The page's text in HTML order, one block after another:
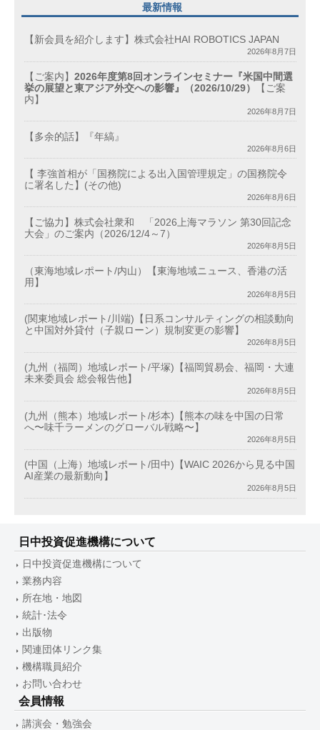
最新情報
【新会員を紹介します】株式会社HAI ROBOTICS JAPAN
2026年8月7日
【ご案内】 2026年度第8回オンラインセミナー『米国中間選
挙の展望と東アジア外交への影響』（2026/10/29）
【ご案
内】
2026年8月7日
【多余的話】『年縞』
2026年8月6日
【 李強首相が「国務院による出入国管理規定」の国務院令
に署名した】(その他)
2026年8月6日
【ご協力】株式会社衆和 「2026上海マラソン 第30回記念
大会」のご案内（2026/12/4～7）
2026年8月5日
（東海地域レポート/内山）【東海地域ニュース、香港の活
用】
2026年8月5日
(関東地域レポート/川端)【日系コンサルティングの相談動向
と中国対外貸付（子親ローン）規制変更の影響】
2026年8月5日
(九州（福岡）地域レポート/平塚)【福岡貿易会、福岡・大連
未来委員会 総会報告他】
2026年8月5日
(九州（熊本）地域レポート/杉本)【熊本の味を中国の日常
へ〜味千ラーメンのグローバル戦略〜】
2026年8月5日
(中国（上海）地域レポート/田中)【WAIC 2026から見る中国
AI産業の最新動向】
2026年8月5日
日中投資促進機構について
日中投資促進機構について
業務内容
所在地・地図
統計･法令
出版物
関連団体リンク集
機構職員紹介
お問い合わせ
会員情報
講演会・勉強会